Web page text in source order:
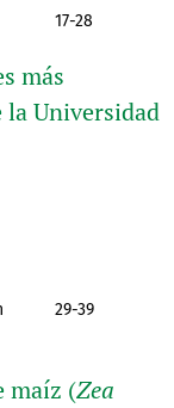
17-28
más
la Universidad
29-39
maíz (Zea